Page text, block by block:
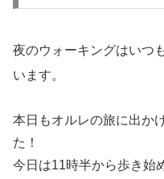
夜のウォーキングはいつ
います。
本日もオルレの旅に出か
た！
今日は11時半から歩き始